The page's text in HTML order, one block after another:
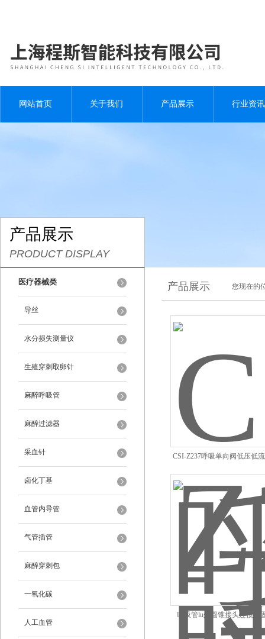
网站首页 关于我们 产品展示 行业资讯
产品展示
PRODUCT DISPLAY
医疗器械类
导丝
水分损失测量仪
生殖穿刺取卵针
麻醉呼吸管
麻醉过滤器
采血针
卤化丁基
血管内导管
气管插管
麻醉穿刺包
一氧化碳
人工血管
产品展示 您现在的
CSI-Z237呼吸单向阀低压低
呼吸管lu外圆锥接头连接牢